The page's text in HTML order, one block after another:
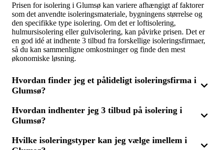
Prisen for isolering i Glumsø kan variere afhængigt af faktorer
som det anvendte isoleringsmateriale, bygningens størrelse og
den specifikke type isolering. Om det er loftisolering,
hulmursisolering eller gulvisolering, kan påvirke prisen. Det er
en god idé at indhente 3 tilbud fra forskellige isoleringsfirmaer,
så du kan sammenligne omkostninger og finde den mest
økonomiske løsning.
Hvordan finder jeg et pålideligt isoleringsfirma i
Glumsø?
For at finde det bedste isoleringsfirma i Glumsø, kan du
indhente 3 tilbud og sammenligne dem. Vælg et firma med
sikrer, at du får både kvalitetsarbejde og en favorable pris.
Hvordan indhenter jeg 3 tilbud på isolering i
Glumsø?
Når du indhenter 3 tilbud, kan du sammenligne forskellige
Hvilke isoleringstyper kan jeg vælge imellem i